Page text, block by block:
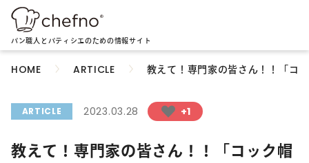
パン職人とパティシエのための情報サイト
HOME ARTICLE 教えて！専門家の皆さん！！「コ
ARTICLE 2023.03.28 +1
教えて！専門家の皆さん！！「コック帽